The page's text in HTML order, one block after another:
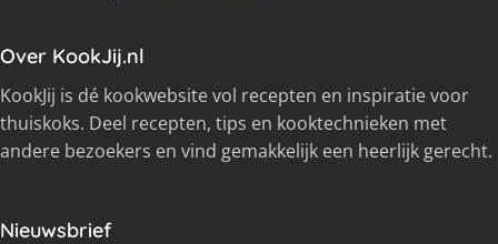
Over KookJij.nl
KookJij is dé kookwebsite vol recepten en inspiratie voor
thuiskoks. Deel recepten, tips en kooktechnieken met
andere bezoekers en vind gemakkelijk een heerlijk gerecht.
Nieuwsbrief